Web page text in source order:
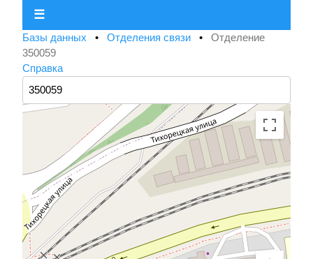
☰
Базы данных • Отделения связи • Отделение
350059
Справка